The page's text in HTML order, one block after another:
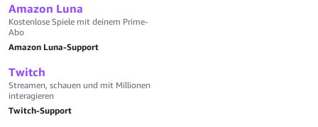
Amazon Luna
Kostenlose Spiele mit deinem Prime-
Abo
Amazon Luna-Support
Twitch
Streamen, schauen und mit Millionen
interagieren
Twitch-Support